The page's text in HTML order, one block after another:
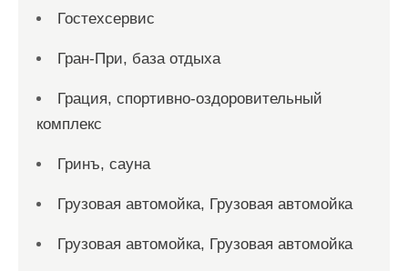
Гостехсервис
Гран-При, база отдыха
Грация, спортивно-оздоровительный
комплекс
Гринъ, сауна
Грузовая автомойка, Грузовая автомойка
Грузовая автомойка, Грузовая автомойка